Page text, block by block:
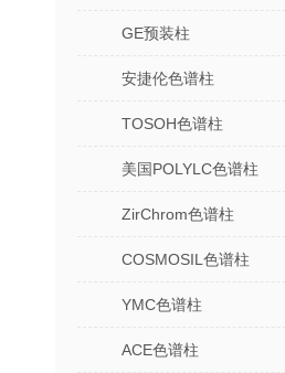
GE预装柱
安捷伦色谱柱
TOSOH色谱柱
美国POLYLC色谱柱
ZirChrom色谱柱
COSMOSIL色谱柱
YMC色谱柱
ACE色谱柱